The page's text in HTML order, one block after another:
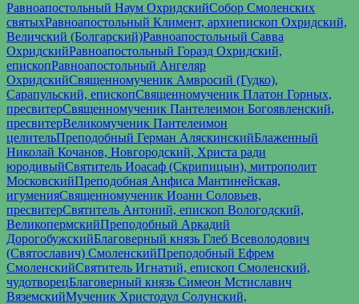
Равноапостольный Наум ОхридскийСобор Смоленских
святыхРавноапостольный Климент, архиепископ Охридский,
Величский (Болгарский)Равноапостольный Савва
ОхридскийРавноапостольный Горазд Охридский,
епископРавноапостольный Ангеляр
ОхридскийСвященномученик Амвросий (Гудко),
Сарапульский, епископСвященномученик Платон Горных,
пресвитерСвященномученик Пантелеимон Богоявленский,
пресвитерВеликомученик Пантелеимон
целительПреподобный Герман АляскинскийБлаженный
Николай Кочанов, Новгородский, Христа ради
юродивыйСвятитель Иоасаф (Скрипицын), митрополит
МосковскийПреподобная Анфиса Мантинейская,
игуменияСвященномученик Иоанн Соловьев,
пресвитерСвятитель Антоний, епископ Вологодский,
ВеликопермскийПреподобный Аркадий
ДорогобужскийБлаговерный князь Глеб Всеволодович
(Святославич) СмоленскийПреподобный Ефрем
СмоленскийСвятитель Игнатий, епископ Смоленский,
чудотворецБлаговерный князь Симеон Мстиславич
ВяземскийМученик Христодул Солунский,